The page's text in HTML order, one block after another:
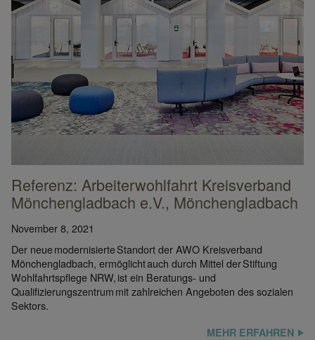
Referenz: Arbeiterwohlfahrt Kreisverband
Mönchengladbach e.V., Mönchengladbach
November 8, 2021
Der neue modernisierte Standort der AWO Kreisverband
Mönchengladbach, ermöglicht auch durch Mittel der Stiftung
Wohlfahrtspflege NRW, ist ein Beratungs- und
Qualifizierungszentrum mit zahlreichen Angeboten des sozialen
Sektors.
MEHR ERFAHREN